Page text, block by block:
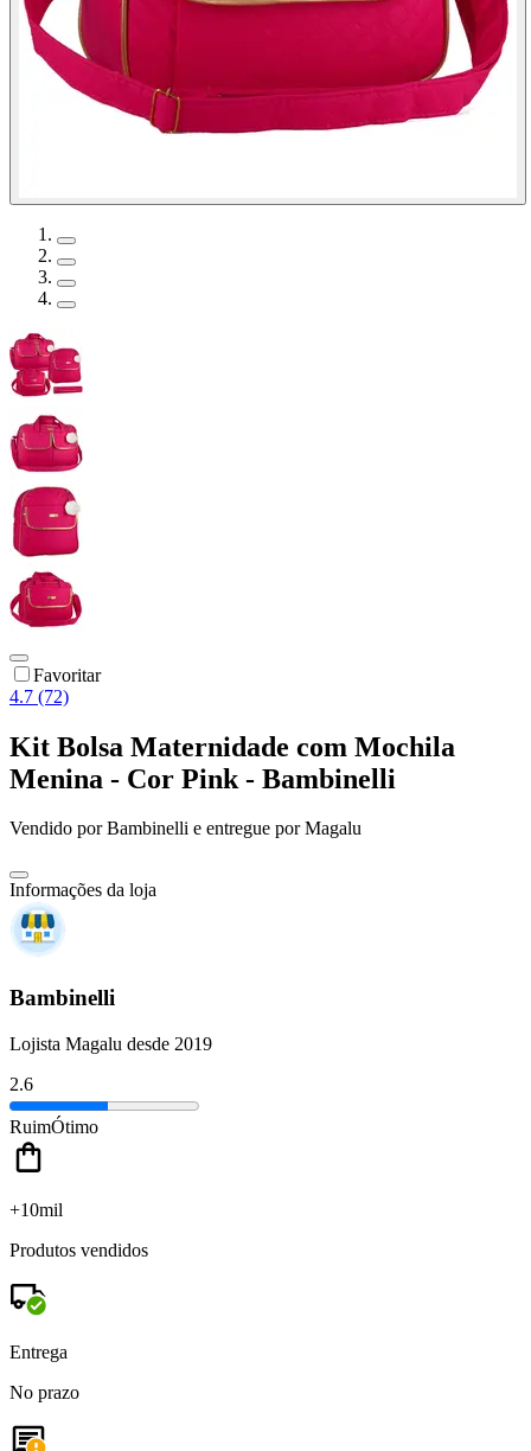
Favoritar
4.7 (72)
Kit Bolsa Maternidade com Mochila
Menina - Cor Pink - Bambinelli
Vendido porBambinelli e entregue por Magalu
Informações da loja
Bambinelli
Lojista Magalu desde 2019
2.6
RuimÓtimo
+10mil
Produtos vendidos
Entrega
No prazo